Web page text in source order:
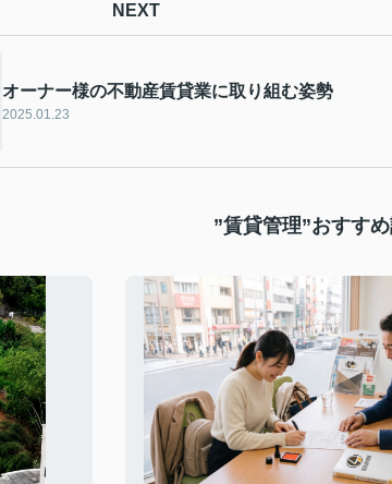
NEXT
オーナー様の不動産賃貸業に取り組む姿勢
2025.01.23
”賃貸管理”おすす